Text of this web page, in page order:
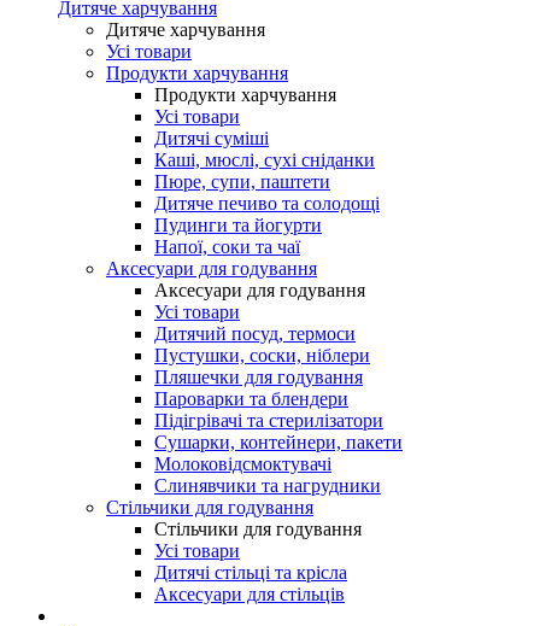
Дитяче харчування
Дитяче харчування
Усі товари
Продукти харчування
Продукти харчування
Усі товари
Дитячі суміші
Каші, мюслі, сухі сніданки
Пюре, супи, паштети
Дитяче печиво та солодощі
Пудинги та йогурти
Напої, соки та чаї
Аксесуари для годування
Аксесуари для годування
Усі товари
Дитячий посуд, термоси
Пустушки, соски, ніблери
Пляшечки для годування
Пароварки та блендери
Підігрівачі та стерилізатори
Сушарки, контейнери, пакети
Молоковідсмоктувачі
Слинявчики та нагрудники
Стільчики для годування
Стільчики для годування
Усі товари
Дитячі стільці та крісла
Аксесуари для стільців